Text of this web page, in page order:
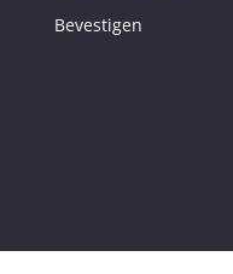
Bevestigen